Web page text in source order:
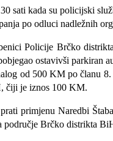
sati kada su policijski
po odluci nadležnih
Policije Brčko
ostavivši parkiran
od 500 KM po članu
čiji je iznos 100 KM.
primjenu Naredbi
područje Brčko distrikta